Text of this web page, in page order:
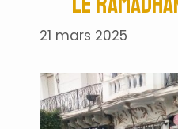
21 mars 2025